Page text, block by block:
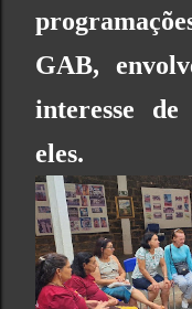
GAB,
interesse
eles.